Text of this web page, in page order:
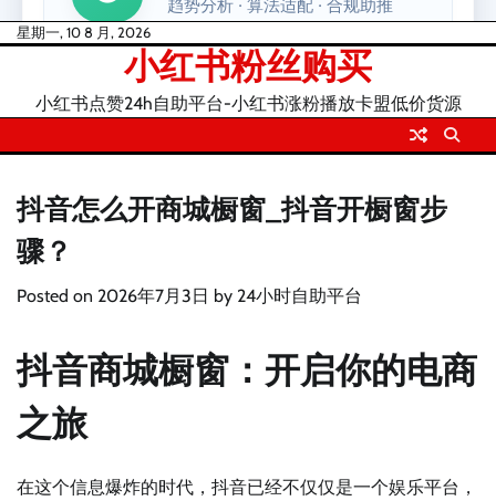
Skip星期一, 10 8 月, 2026
小红书粉丝购买
小红书点赞24h自助平台-小红书涨粉播放卡盟低价货源
抖音怎么开商城橱窗_抖音开橱窗步
骤？
Posted on 2026年7月3日 by 24小时自助平台
抖音商城橱窗：开启你的电商
之旅
在这个信息爆炸的时代，抖音已经不仅仅是一个娱乐平台，